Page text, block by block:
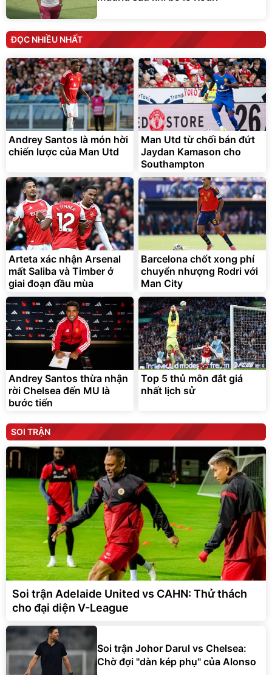
ĐỌC NHIỀU NHẤT
Andrey Santos là món hời
chiến lược của Man Utd
Man Utd từ chối bán đứt
Jaydan Kamason cho
Southampton
Arteta xác nhận Arsenal
mất Saliba và Timber ở
giai đoạn đầu mùa
Barcelona chốt xong phí
chuyển nhượng Rodri với
Man City
Andrey Santos thừa nhận
rời Chelsea đến MU là
bước tiến
Top 5 thủ môn đắt giá
nhất lịch sử
SOI TRẬN
Soi trận Adelaide United vs CAHN: Thử thách
cho đại diện V-League
Soi trận Johor Darul vs Chelsea:
Chờ đợi "dàn kép phụ" của Alonso